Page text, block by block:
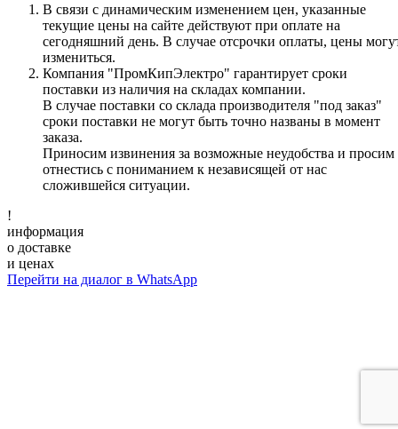
В связи с динамическим изменением цен, указанные
текущие цены на сайте действуют при оплате на
сегодняшний день. В случае отсрочки оплаты, цены
измениться.
Компания "ПромКипЭлектро" гарантирует сроки
поставки из наличия на складах компании.
В случае поставки со склада производителя "под заказ"
сроки поставки не могут быть точно названы в момент
заказа.
Приносим извинения за возможные неудобства и просим
отнестись с пониманием к независящей от нас
сложившейся ситуации.
!
информация
о доставке
и ценах
Перейти на диалог в WhatsApp